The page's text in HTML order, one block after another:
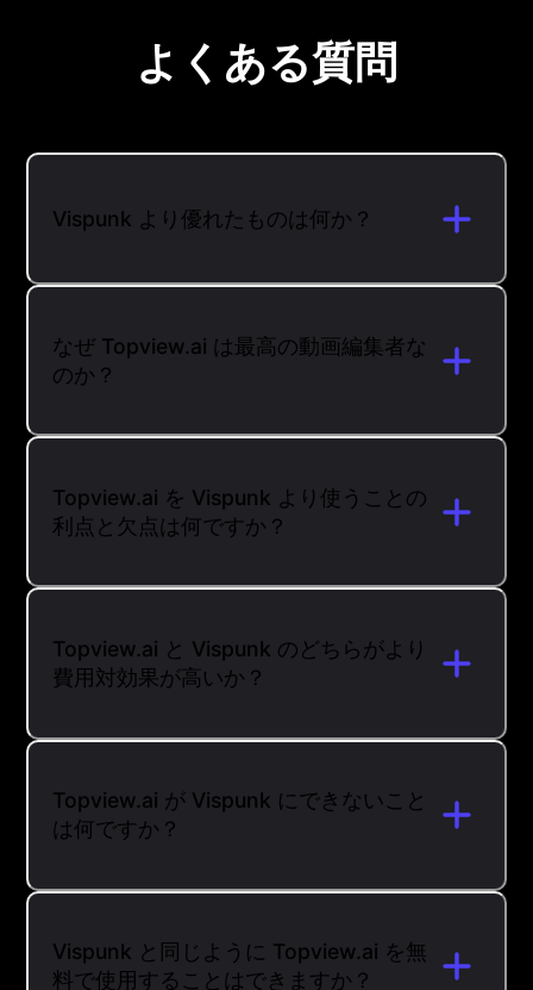
よくある質問
Vispunk より優れたものは何か？
なぜ Topview.ai は最高の動画編集者な
のか？
Topview.ai を Vispunk より使うことの
利点と欠点は何ですか？
Topview.ai と Vispunk のどちらがより
費用対効果が高いか？
Topview.ai が Vispunk にできないこと
は何ですか？
Vispunk と同じように Topview.ai を無
料で使用することはできますか？